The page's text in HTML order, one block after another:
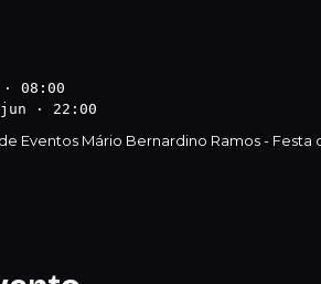
08:00
· 22:00
Eventos Mário Bernardino Ramos - Festa